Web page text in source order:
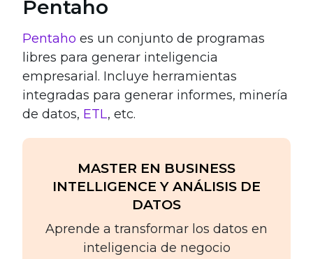
Pentaho
Pentaho es un conjunto de programas
libres para generar inteligencia
empresarial. Incluye herramientas
integradas para generar informes, minería
de datos, ETL, etc.
MASTER EN BUSINESS
INTELLIGENCE Y ANÁLISIS DE
DATOS
Aprende a transformar los datos en
inteligencia de negocio